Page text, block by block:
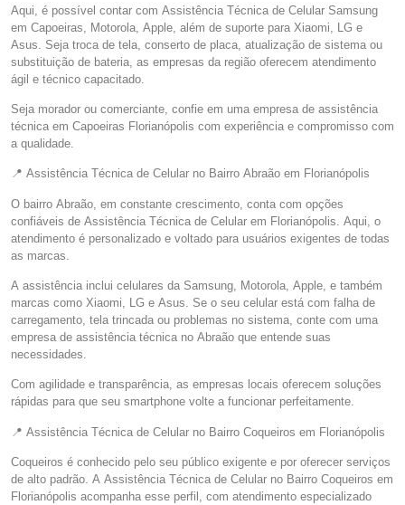
Aqui, é possível contar com Assistência Técnica de Celular Samsung
em Capoeiras, Motorola, Apple, além de suporte para Xiaomi, LG e
Asus. Seja troca de tela, conserto de placa, atualização de sistema ou
substituição de bateria, as empresas da região oferecem atendimento
ágil e técnico capacitado.
Seja morador ou comerciante, confie em uma empresa de assistência
técnica em Capoeiras Florianópolis com experiência e compromisso com
a qualidade.
📍 Assistência Técnica de Celular no Bairro Abraão em Florianópolis
O bairro Abraão, em constante crescimento, conta com opções
confiáveis de Assistência Técnica de Celular em Florianópolis. Aqui, o
atendimento é personalizado e voltado para usuários exigentes de todas
as marcas.
A assistência inclui celulares da Samsung, Motorola, Apple, e também
marcas como Xiaomi, LG e Asus. Se o seu celular está com falha de
carregamento, tela trincada ou problemas no sistema, conte com uma
empresa de assistência técnica no Abraão que entende suas
necessidades.
Com agilidade e transparência, as empresas locais oferecem soluções
rápidas para que seu smartphone volte a funcionar perfeitamente.
📍 Assistência Técnica de Celular no Bairro Coqueiros em Florianópolis
Coqueiros é conhecido pelo seu público exigente e por oferecer serviços
de alto padrão. A Assistência Técnica de Celular no Bairro Coqueiros em
Florianópolis acompanha esse perfil, com atendimento especializado